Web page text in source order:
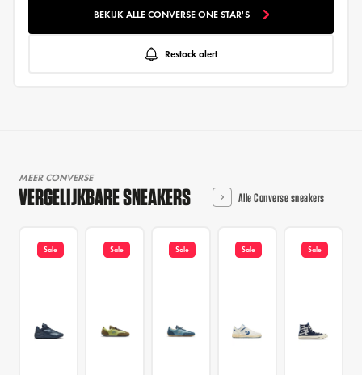
BEKIJK ALLE CONVERSE ONE STAR'S
Restock alert
MEER CONVERSE
VERGELIJKBARE SNEAKERS Alle Converse sneakers
Sale Sale Sale Sale Sale